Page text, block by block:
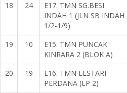
18 24
E17. TMN SG.BESI
INDAH 1 (JLN SB INDAH
1/2-1/9)
19 10
E15. TMN PUNCAK
KINRARA 2 (BLOK A)
20 19
E16. TMN LESTARI
PERDANA (LP 2)